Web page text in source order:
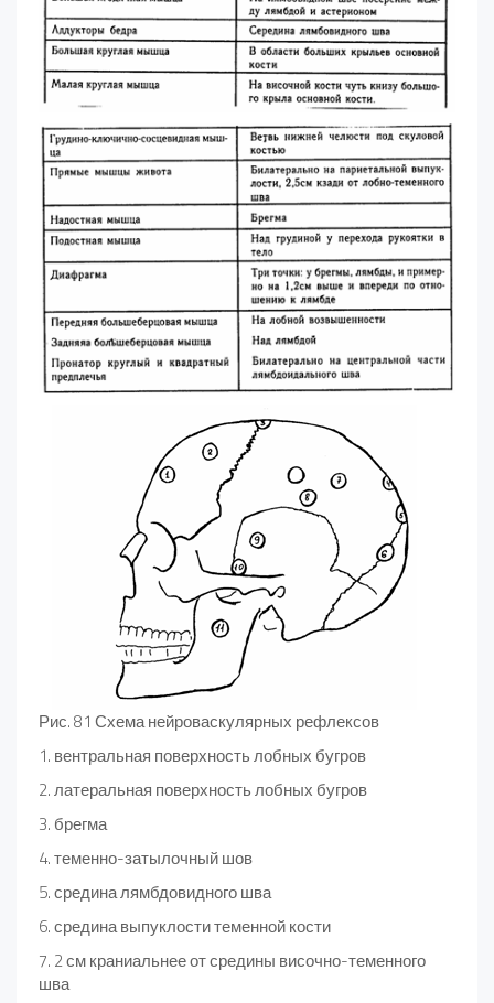
Рис. 81 Схема нейроваскулярных рефлексов
1. вентральная поверхность лобных бугров
2. латеральная поверхность лобных бугров
3. брегма
4. теменно-затылочный шов
5. средина лямбдовидного шва
6. средина выпуклости теменной кости
7. 2 см краниальнее от средины височно-теменного
шва